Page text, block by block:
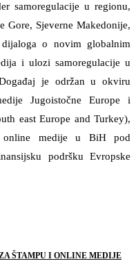
samoregulacije u regionu,
Gore, Sjeverne Makedonije,
o novim globalnim
i ulozi samoregulacije u
je održan u okviru
Jugoistočne Europe i
east Europe and Turkey),
medije u BiH pod
podršku Evropske
ŠTAMPU I ONLINE MEDIJE